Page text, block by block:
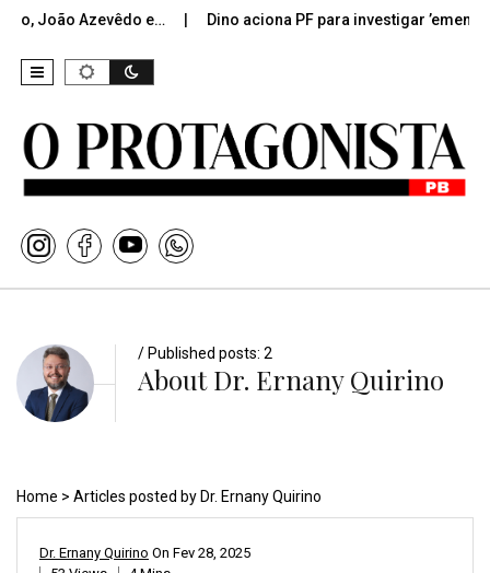
João Azevêdo e… Dino aciona PF para investigar ’emendas
/ Published posts: 2
About Dr. Ernany Quirino
Home > Articles posted by Dr. Ernany Quirino
Dr. Ernany Quirino On Fev 28, 2025